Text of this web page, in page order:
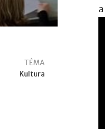
TÉMA
Kultura